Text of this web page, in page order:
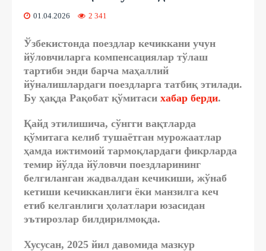
01.04.2026 2 341
Ўзбекистонда поездлар кечиккани учун
йўловчиларга компенсациялар тўлаш
тартиби энди барча маҳаллий
йўналишлардаги поездларга татбиқ этилади.
Бу ҳақда Рақобат қўмитаси хабар берди.
Қайд этилишича, сўнгги вақтларда
қўмитага келиб тушаётган мурожаатлар
ҳамда ижтимоий тармоқлардаги фикрларда
темир йўлда йўловчи поездларининг
белгиланган жадвалдан кечикиши, жўнаб
кетиши кечикканлиги ёки манзилга кеч
етиб келганлиги ҳолатлари юзасидан
эътирозлар билдирилмоқда.
Хусусан, 2025 йил давомида мазкур